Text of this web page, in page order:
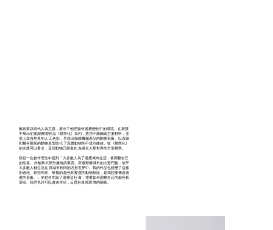
藝術家以現代人為主題，展示了他們如何適應變化中的環境。在展覽
中展示的 動物雕塑作品《標準化》系列，選用不銹鋼為主要材料，並
塗上非自然界的人 工色彩，呈現出精緻機械產品的動物形象。以直線
和幾何圖形的動物造型取代 了真實動物的不規則曲線。從《標準化》
的主題可以看出，這些動物已經進化 為適合人類世界的方形標準。
張世一在創作理念中提到「大多數人為了適應城市生活，會調整自己
的性格、 外貌和大部分擁有的東西。穿過璀璨城市的方形門後，似乎
大多數人都生活在 與城市相同的方形世界中。我的作品也經歷了這樣
的過程。那些閃亮、華麗的 顏色和整潔的動物形狀，是我想要傳達適
應的形象。」他也自問為了適應這社 會，需要如何調整自己的顏色和
形狀。我們也許可以透過作品，反思自身與環 境的關係。